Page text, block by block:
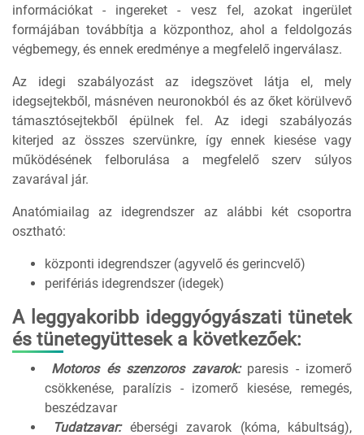
információkat - ingereket - vesz fel, azokat ingerület
formájában továbbítja a központhoz, ahol a feldolgozás
végbemegy, és ennek eredménye a megfelelő ingerválasz.
Az idegi szabályozást az idegszövet látja el, mely
idegsejtekből, másnéven neuronokból és az őket körülvevő
támasztósejtekből épülnek fel. Az idegi szabályozás
kiterjed az összes szervünkre, így ennek kiesése vagy
működésének felborulása a megfelelő szerv súlyos
zavarával jár.
Anatómiailag az idegrendszer az alábbi két csoportra
osztható:
központi idegrendszer (agyvelő és gerincvelő)
perifériás idegrendszer (idegek)
A leggyakoribb ideggyógyászati tünetek
és tünetegyüttesek a következőek:
Motoros és szenzoros zavarok:paresis - izomerő
csökkenése, paralízis - izomerő kiesése, remegés,
beszédzavar
Tudatzavar: éberségi zavarok (kóma, kábultság),